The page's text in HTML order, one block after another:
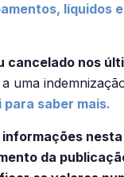
líquidos
cancelado nos
uma
para saber mais.
informações
da